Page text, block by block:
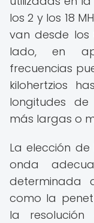
los 2 y los 18
van desde los
lado, en
frecuencias
kilohertzios
longitudes de
más largas o
La elección
onda
determinada
como la
la resolución